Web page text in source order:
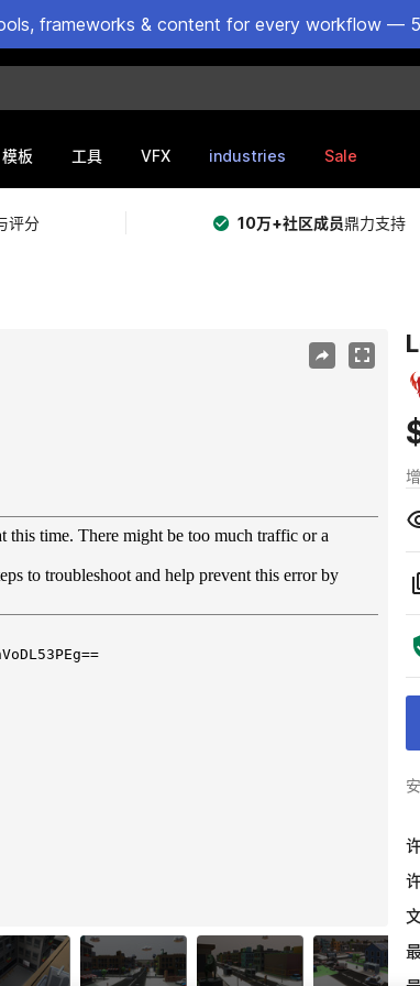
frameworks & content for every workflow —
模板 工具 VFX industries Sale
评分 10万+社区成员鼎力支持